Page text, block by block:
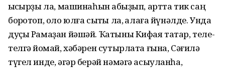
ҡысҡырҙы ла, машинаһын ҡабыҙып, артта тик саң
борҡотоп, оло юлға сыҡты ла, ҡалаға йүнәлде. Унда
дуҫы Рамаҙан йәшәй. Ҡатыны Кифая татар, теле-
телгә йоҡмай, хәбәрен сутырлата ғына, Сәғилә
түгел инде, әгәр берәй нәмәгә асыуланһа,